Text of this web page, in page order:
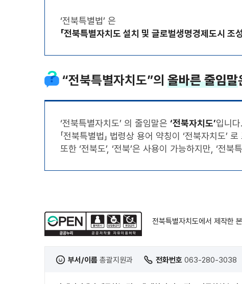
‘전북특별법’ 은
「전북특별자치도 설치 및 글로벌생명경제도시 조
“전북특별자치도”의 올바른 줄임말
‘전북특별자치도’ 의 줄임말은 ‘전북자치도’입니다.
「전북특별법」 법령상 용어 약칭이 ‘전북자치도’
또한 ‘전북도’, ‘전북’은 사용이 가능하지만, ‘전북
전북특별자치도에서 제작한
부서/이름 총괄지원과 전화번호 063-280-3038